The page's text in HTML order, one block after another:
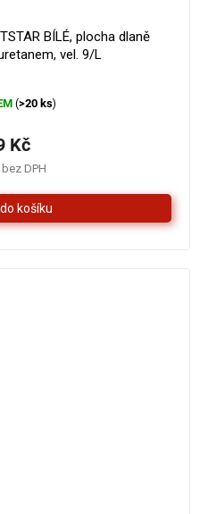
BÍLÉ, plocha dlaně
vel. 9/L
hodnocení
je
z
5
hvězdiček.
(>20 ks)
DPH
Kč